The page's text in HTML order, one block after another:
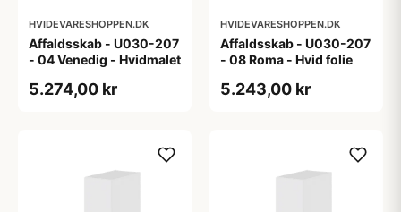
HVIDEVARESHOPPEN.DK
Affaldsskab - U030-207
- 04 Venedig - Hvidmalet
5.274,00 kr
HVIDEVARESHOPPEN.DK
Affaldsskab - U030-207
- 08 Roma - Hvid folie
5.243,00 kr